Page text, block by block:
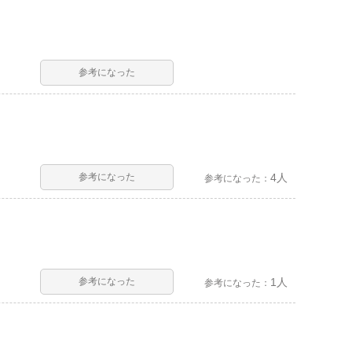
参考になった
参考になった 参考になった： 4人
参考になった 参考になった： 1人